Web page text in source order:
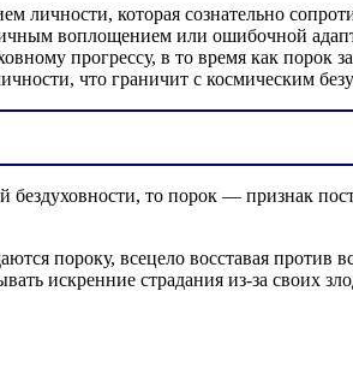
которая сознательно
воплощением или ошибочной
прогрессу, в то время как порок
что граничит с космическим
бездуховности, то порок — признак
пороку, всецело восставая против
искренние страдания из-за своих